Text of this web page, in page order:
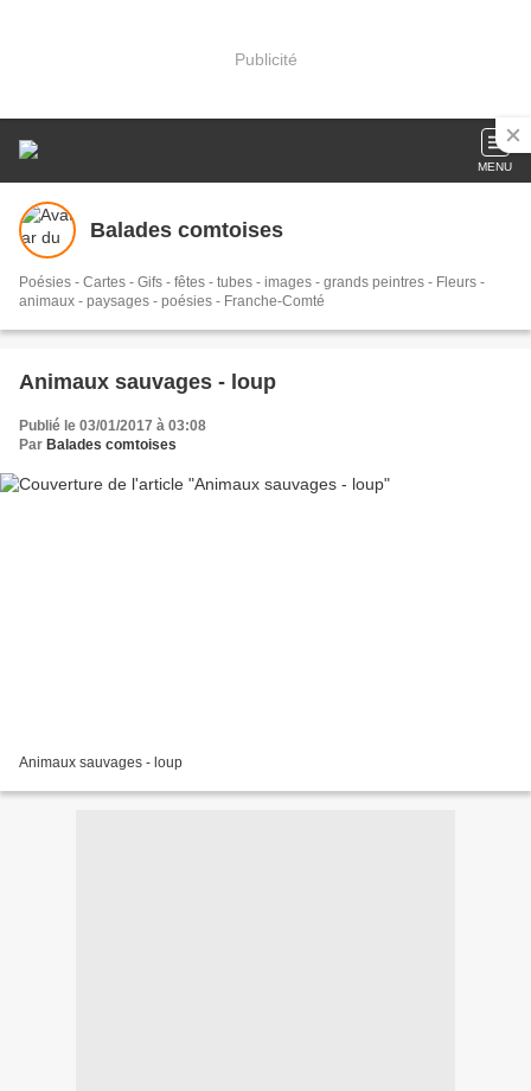
Publicité
MENU
Balades comtoises
Poésies - Cartes - Gifs - fêtes - tubes - images - grands peintres - Fleurs -
animaux - paysages - poésies - Franche-Comté
Animaux sauvages - loup
Publié le 03/01/2017 à 03:08
Par Balades comtoises
Animaux sauvages - loup